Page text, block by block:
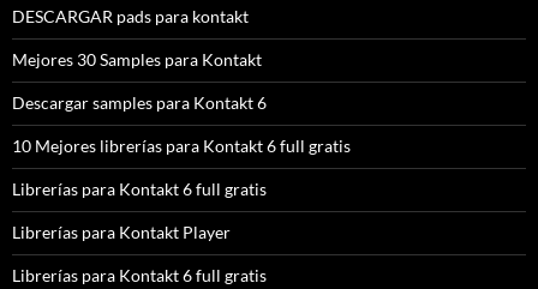
DESCARGAR pads para kontakt
Mejores 30 Samples para Kontakt
Descargar samples para Kontakt 6
10 Mejores librerías para Kontakt 6 full gratis
Librerías para Kontakt 6 full gratis
Librerías para Kontakt Player
Librerías para Kontakt 6 full gratis